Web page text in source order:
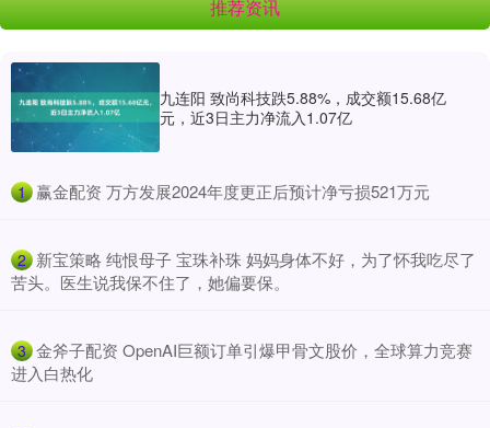
推荐资讯
九连阳 致尚科技跌5.88%，成交额15.68亿
元，近3日主力净流入1.07亿
1 ​赢金配资 万方发展2024年度更正后预计净亏损521万元
2 ​新宝策略 纯恨母子 宝珠补珠 妈妈身体不好，为了怀我吃尽了
苦头。医生说我保不住了，她偏要保。
3 ​金斧子配资 OpenAI巨额订单引爆甲骨文股价，全球算力竞赛
进入白热化